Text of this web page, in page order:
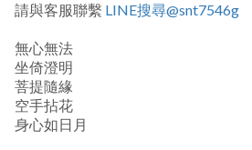
請與客服聯繫 LINE搜尋@snt7546g
無心無法
坐倚澄明
菩提隨緣
空手拈花
身心如日月